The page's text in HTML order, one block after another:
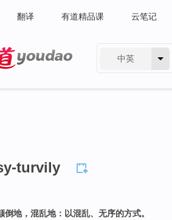
翻译 有道精品课 云笔记
中英
turvily
倒地，混乱地：以混乱、无序的方式。